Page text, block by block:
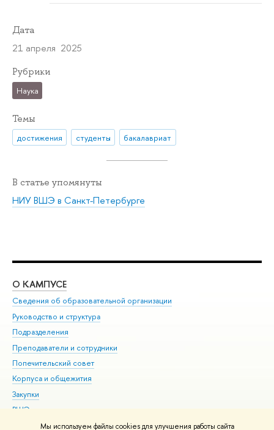
Мы используем файлы cookies для улучшения работы сайта
Дата
21 апреля 2025
Рубрики
Наука
Темы
достижения студенты бакалавриат
В статье упомянуты
НИУ ВШЭ в Санкт-Петербурге
О КАМПУСЕ
Сведения об образовательной организации
Руководство и структура
Подразделения
Преподаватели и сотрудники
Попечительский совет
Корпуса и общежития
Закупки
ВШЭ для студентов с ограниченными возможностями
здоровья и инвалидностью